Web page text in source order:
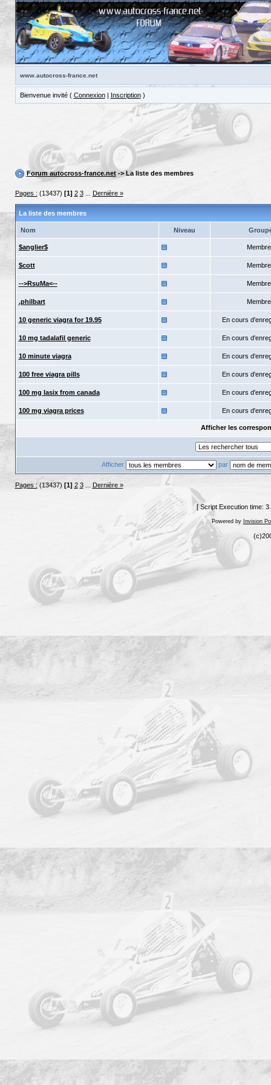
www.autocross-france.net
Bienvenue invité ( Connexion| Inscription)
Forum autocross-france.net-> La liste des membres
Pages : (13437) [1] 2 3... Dernière »
La liste des membres
Nom Niveau
$anglier$
$cott
-->RsuMa<--
.philbart
10 generic viagra for 19.95 En cours
10 mg tadalafil generic En cours
10 minute viagra En cours
100 free viagra pills En cours
100 mg lasix from canada En cours
100 mg viagra prices En cours
Afficher les
Afficher par
Pages : (13437) [1] 2 3... Dernière »
[ Script Execution time:
Powered by Invision